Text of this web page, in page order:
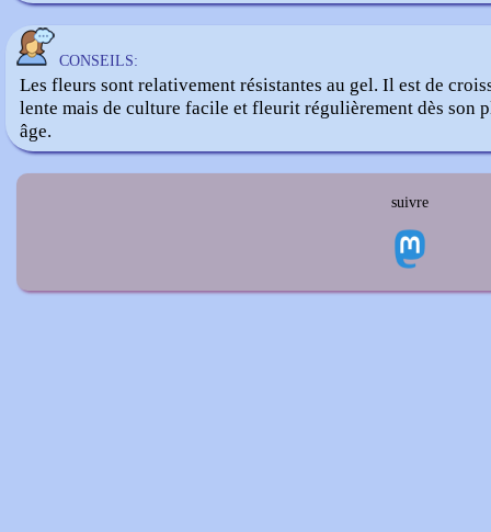
CONSEILS:
Les fleurs sont relativement résistantes au gel. Il est de
lente mais de culture facile et fleurit régulièrement dès son
âge.
suivre